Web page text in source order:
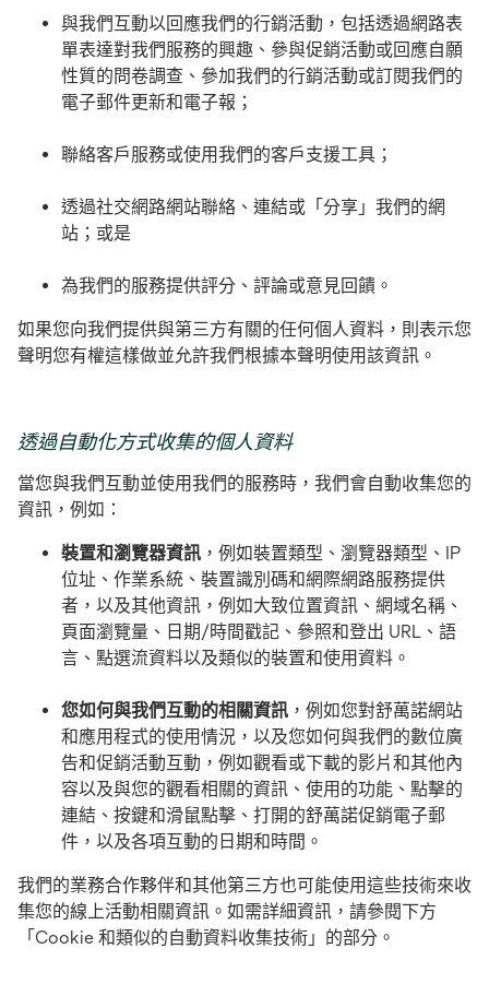
與我們互動以回應我們的行銷活動，包括透過網路表
單表達對我們服務的興趣、參與促銷活動或回應自願
性質的問卷調查、參加我們的行銷活動或訂閱我們的
電子郵件更新和電子報；
聯絡客戶服務或使用我們的客戶支援工具；
透過社交網路網站聯絡、連結或「分享」我們的網
站；或是
為我們的服務提供評分、評論或意見回饋。
如果您向我們提供與第三方有關的任何個人資料，則表示您
聲明您有權這樣做並允許我們根據本聲明使用該資訊。
透過自動化方式收集的個人資料
當您與我們互動並使用我們的服務時，我們會自動收集您的
資訊，例如：
裝置和瀏覽器資訊 ， 例如裝置類型、瀏覽器類型、IP
位址、作業系統、裝置識別碼和網際網路服務提供
者，以及其他資訊，例如大致位置資訊、網域名稱、
頁面瀏覽量、日期/時間戳記、參照和登出 URL、語
言、點選流資料以及類似的裝置和使用資料。
您如何與我們互動的相關資訊 ，例如您對舒萬諾網站
和應用程式的使用情況，以及您如何與我們的數位廣
告和促銷活動互動，例如觀看或下載的影片和其他內
容以及與您的觀看相關的資訊、使用的功能、點擊的
連結、按鍵和滑鼠點擊、打開的舒萬諾促銷電子郵
件，以及各項互動的日期和時間。
我們的業務合作夥伴和其他第三方也可能使用這些技術來收
集您的線上活動相關資訊。如需詳細資訊，請參閱下方
「Cookie 和類似的自動資料收集技術」的部分。